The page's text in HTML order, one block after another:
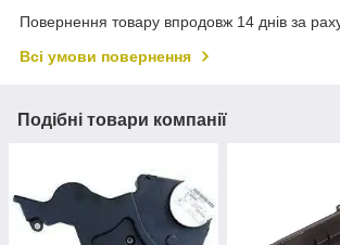
Повернення товару впродовж 14 днів за
Всі умови повернення
Подібні товари компанії